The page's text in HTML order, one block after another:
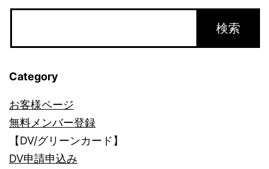
Category
お客様ページ
無料メンバー登録
【DV/グリーンカード】
DV申請申込み